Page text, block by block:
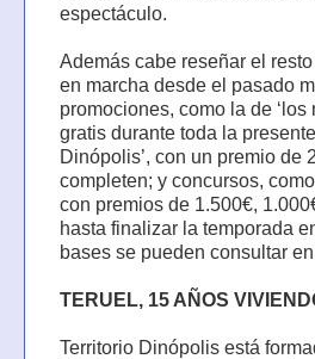
espectáculo.
Además cabe reseñar el
en marcha desde el pasado
promociones, como la de
gratis durante toda la
Dinópolis’, con un premio de
completen; y concursos,
con premios de 1.500€,
hasta finalizar la temporada
bases se pueden consultar
TERUEL, 15 AÑOS
Territorio Dinópolis está